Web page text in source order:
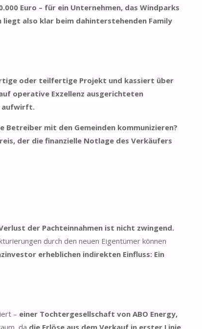
Euro – für ein Unternehmen, das Windparks
also klar beim dahinterstehenden Family
oder teilfertige Projekt und kassiert über
operative Exzellenz ausgerichteten
aufwirft.
mit den Gemeinden kommunizieren?
der die finanzielle Notlage des Verkäufers
der Pachteinnahmen ist nicht zwingend.
durch den neuen Eigentümer können
erheblichen indirekten Einfluss: Ein
– einer Tochtergesellschaft von ABO Energy,